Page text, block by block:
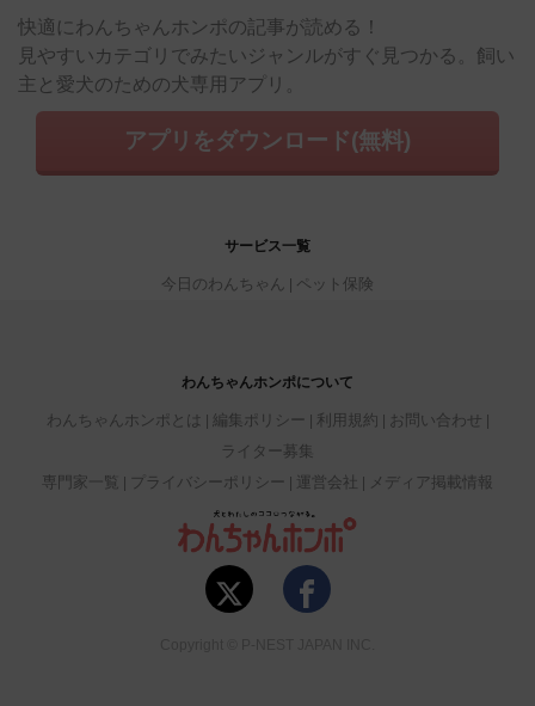
快適にわんちゃんホンポの記事が読める！
見やすいカテゴリでみたいジャンルがすぐ見つかる。飼い
主と愛犬のための犬専用アプリ。
アプリをダウンロード(無料)
サービス一覧
今日のわんちゃん ペット保険
わんちゃんホンポについて
わんちゃんホンポとは 編集ポリシー 利用規約
お問い合わせ
ライター募集
専門家一覧
プライバシーポリシー 運営会社 メディア掲載情報